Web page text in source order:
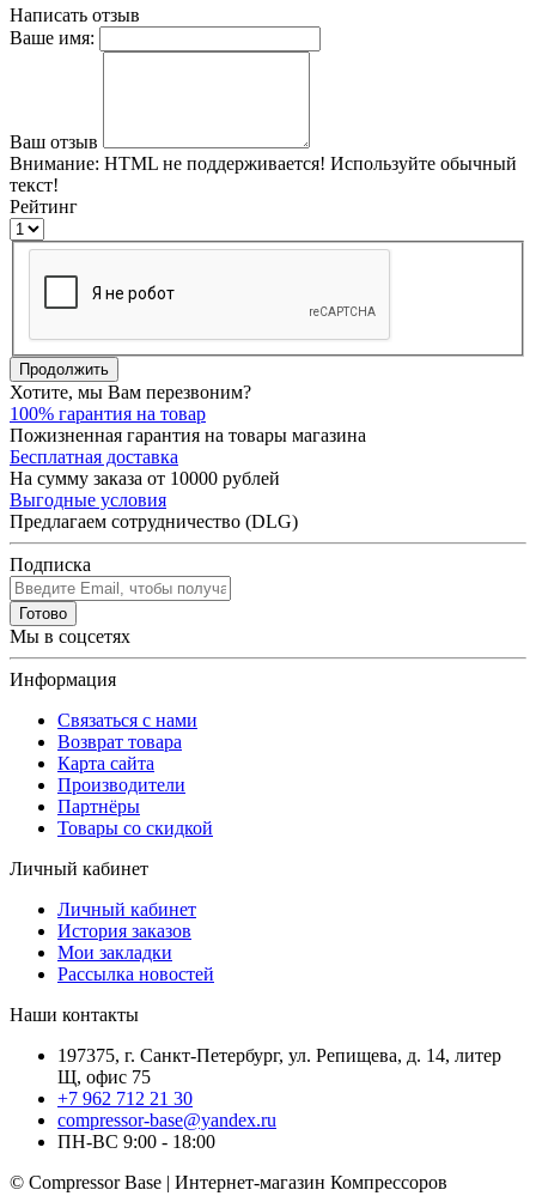
Написать отзыв
Ваше имя:
Ваш отзыв
Внимание: HTML не поддерживается! Используйте обычный
текст!
Рейтинг
Продолжить
Хотите, мы Вам перезвоним?
100% гарантия на товар
Пожизненная гарантия на товары магазина
Бесплатная доставка
На сумму заказа от 10000 рублей
Выгодные условия
Предлагаем сотрудничество (DLG)
Подписка
Готово
Мы в соцсетях
Информация
Связаться с нами
Возврат товара
Карта сайта
Производители
Партнёры
Товары со скидкой
Личный кабинет
Личный кабинет
История заказов
Мои закладки
Рассылка новостей
Наши контакты
197375, г. Санкт-Петербург, ул. Репищева, д. 14, литер
Щ, офис 75
+7 962 712 21 30
compressor-base@yandex.ru
ПН-ВС 9:00 - 18:00
© Compressor Base | Интернет-магазин Компрессоров